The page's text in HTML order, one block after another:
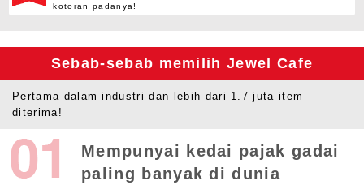
kotoran padanya!
Sebab-sebab memilih Jewel Cafe
Pertama dalam industri dan lebih dari 1.7 juta item
diterima!
Mempunyai kedai pajak gadai
paling banyak di dunia